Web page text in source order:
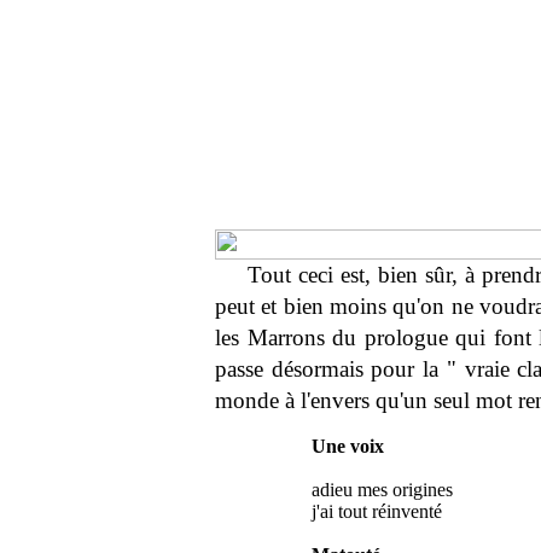
Tout ceci est, bien sûr, à
peut et bien moins qu'on ne
les Marrons du prologue qui
passe désormais pour la " vraie
monde à l'envers qu'un seul mot
Une voix
adieu mes origines
j'ai tout réinventé